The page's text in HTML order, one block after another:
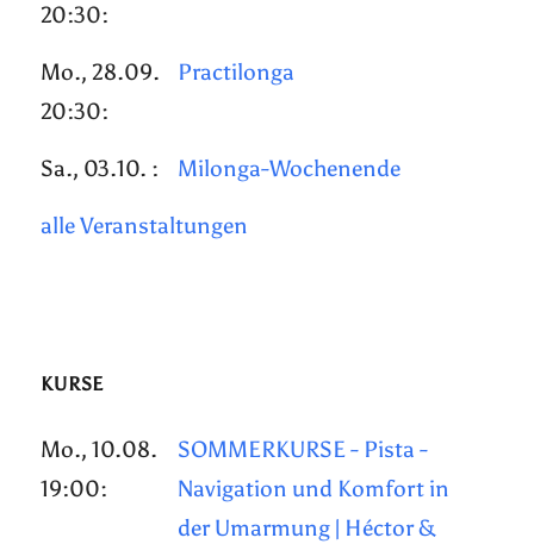
20:30:
Mo., 28.09.
20:30:
Practilonga
Sa., 03.10. : Milonga-Wochenende
alle Veranstaltungen
KURSE
Mo., 10.08.
19:00:
SOMMERKURSE - Pista -
Navigation und Komfort in
der Umarmung | Héctor &